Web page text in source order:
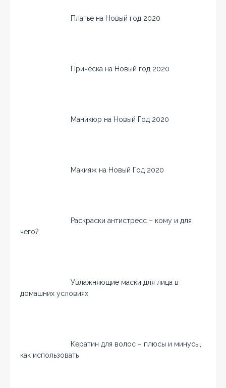
Платье на Новый год 2020
Причёска на Новый год 2020
Маникюр на Новый Год 2020
Макияж на Новый Год 2020
Раскраски антистресс – кому и для
чего?
Увлажняющие маски для лица в
домашних условиях
Кератин для волос – плюсы и минусы,
как использовать